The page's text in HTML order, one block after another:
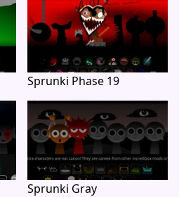
Sprunki Phase 19
Sprunki Gray